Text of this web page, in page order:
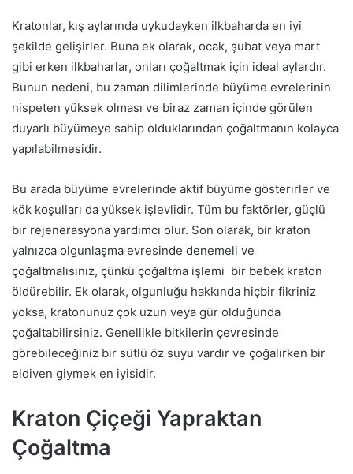
Kratonlar, kış aylarında uykudayken ilkbaharda en iyi
şekilde gelişirler. Buna ek olarak, ocak, şubat veya mart
gibi erken ilkbaharlar, onları çoğaltmak için ideal aylardır.
Bunun nedeni, bu zaman dilimlerinde büyüme evrelerinin
nispeten yüksek olması ve biraz zaman içinde görülen
duyarlı büyümeye sahip olduklarından çoğaltmanın kolayca
yapılabilmesidir.
Bu arada büyüme evrelerinde aktif büyüme gösterirler ve
kök koşulları da yüksek işlevlidir. Tüm bu faktörler, güçlü
bir rejenerasyona yardımcı olur. Son olarak, bir kraton
yalnızca olgunlaşma evresinde denemeli ve
çoğaltmalısınız, çünkü çoğaltma işlemi bir bebek kraton
öldürebilir. Ek olarak, olgunluğu hakkında hiçbir fikriniz
yoksa, kratonunuz çok uzun veya gür olduğunda
çoğaltabilirsiniz. Genellikle bitkilerin çevresinde
görebileceğiniz bir sütlü öz suyu vardır ve çoğalırken bir
eldiven giymek en iyisidir.
Kraton Çiçeği Yapraktan
Çoğaltma